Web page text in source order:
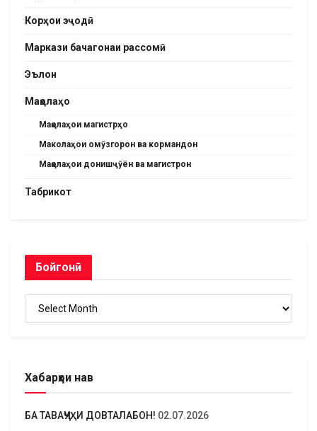
Корҳои эҷодӣ
Маркази бачагонаи рассомӣ
Эълон
Мақолаҳо
Мақолаҳои магистрҳо
Маколаҳои омӯзгорон ва кормандон
Мақолаҳои донишҷӯён ва магистрон
Табрикот
Бойгонӣ
Хабарҳои нав
БА ТАВАҶҶУҲИ ДОВТАЛАБОН! 02.07.2026